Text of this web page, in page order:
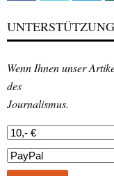
UNTERSTÜTZUNG
Wenn Ihnen unser
des
Journalismus.